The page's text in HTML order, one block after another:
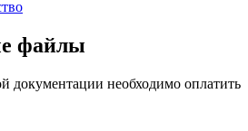
файлы
документации необходимо оплатить